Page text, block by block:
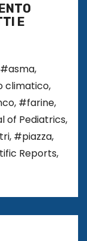
E
#asma,
climatico,
, #farine,
of Pediatrics,
, #piazza,
Reports,